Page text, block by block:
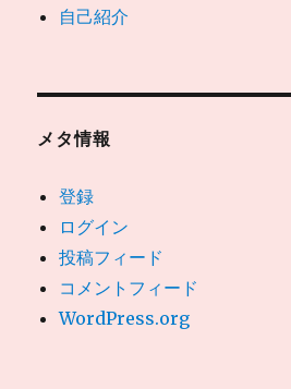
自己紹介
メタ情報
登録
ログイン
投稿フィード
コメントフィード
WordPress.org